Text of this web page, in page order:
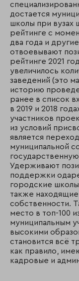
достается
школы при вузах
рейтинге с
два года и
отвоевывают
рейтинге 2021
увеличилось
заведений (это
историю
ранее в список
в 2019 и 2018
участников
из условий
является
муниципальной
Удерживают
поддержки
городские
также
собственности.
место в топ-100
муниципальным
высокими
становится всё
как правило,
кадровые и